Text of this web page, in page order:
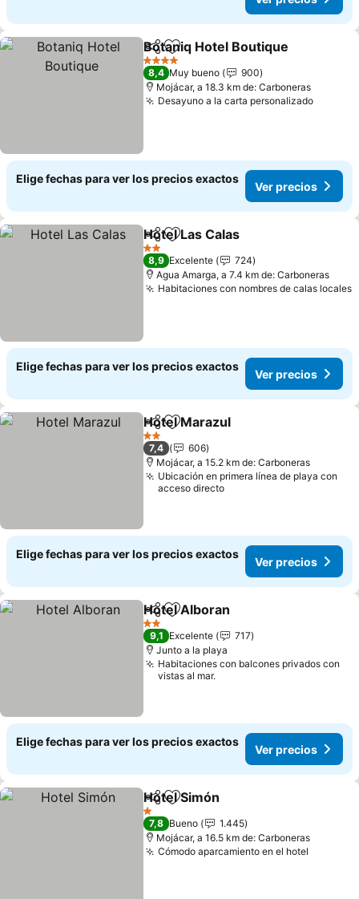
CompartirAgregar a favoritos
Botaniq Hotel Boutique
4 Estrellas
8,4 Muy bueno
900
Mojácar, a 18.3 km de: Carboneras
Desayuno a la carta personalizado
Elige fechas para ver los precios exactos
Ver precios
CompartirAgregar a favoritos
Hotel Las Calas
2 Estrellas
8,9 Excelente
724
Agua Amarga, a 7.4 km de: Carboneras
Habitaciones con nombres de calas locales
Elige fechas para ver los precios exactos
Ver precios
CompartirAgregar a favoritos
Hotel Marazul
2 Estrellas
7,4
606
Mojácar, a 15.2 km de: Carboneras
Ubicación en primera línea de playa con
acceso directo
Elige fechas para ver los precios exactos
Ver precios
CompartirAgregar a favoritos
Hotel Alboran
2 Estrellas
9,1 Excelente
717
Junto a la playa
Habitaciones con balcones privados con
vistas al mar.
Elige fechas para ver los precios exactos
Ver precios
CompartirAgregar a favoritos
Hotel Simón
1 Estrellas
7,8 Bueno
1.445
Mojácar, a 16.5 km de: Carboneras
Cómodo aparcamiento en el hotel